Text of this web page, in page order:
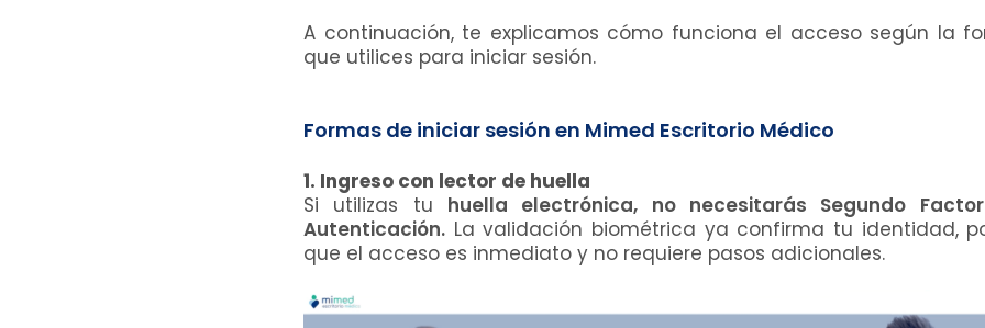
A continuación, te explicamos cómo funciona el acceso según la
que utilices para iniciar sesión.
Formas de iniciar sesión en Mimed Escritorio Médico
1. Ingreso con lector de huella
Si utilizas tu huella electrónica, no necesitarás Segundo
Autenticación. La validación biométrica ya confirma tu identidad,
que el acceso es inmediato y no requiere pasos adicionales.